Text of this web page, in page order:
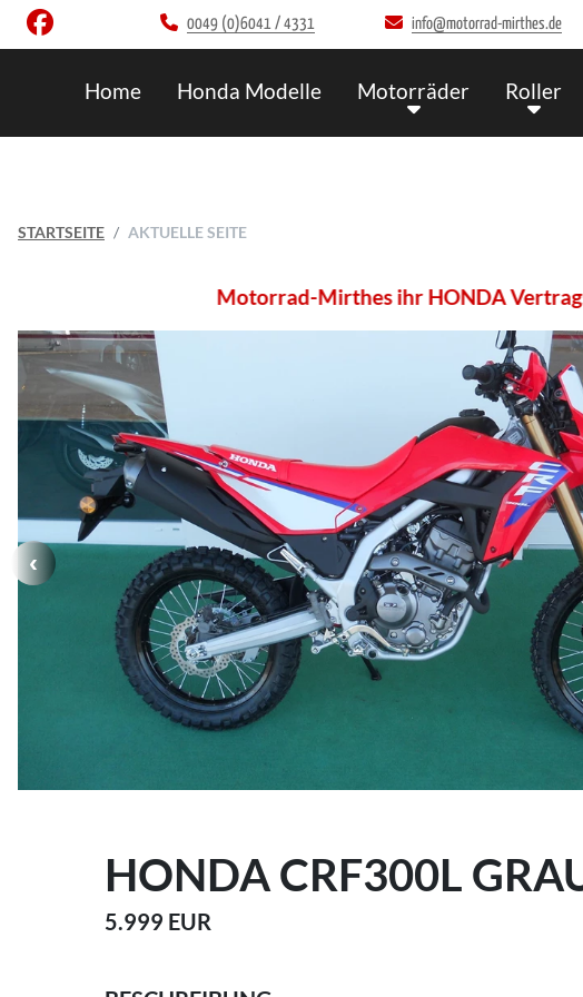
0049 (0)6041 / 4331 info@motorrad-mirthes.de
Home Honda Modelle Motorräder Roller
STARTSEITE AKTUELLE SEITE
Motorrad-Mirthes ihr HONDA Vertragshändler
HONDA CRF300L
5.999 EUR